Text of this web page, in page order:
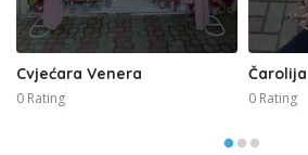
Cvjećara Venera
0 Rating
Čarolija
0 Rating